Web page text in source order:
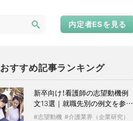
内定者ESを見る
おすすめ記事ランキング
新卒向け！看護師の志望動機例
文13選｜就職先別の例文を参考
に志望動機 介護業界（企業研究）